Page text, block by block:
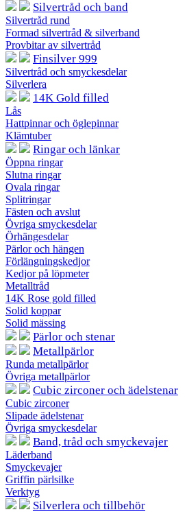
Silvertråd och band
Silvertråd rund
Formad silvertråd & silverband
Provbitar av silvertråd
Finsilver 999
Silvertråd och smyckesdelar
Silverlera
14K Gold filled
Lås
Hattpinnar och öglepinnar
Klämtuber
Ringar och länkar
Öppna ringar
Slutna ringar
Ovala ringar
Splitringar
Fästen och avslut
Övriga smyckesdelar
Örhängesdelar
Pärlor och hängen
Förlängningskedjor
Kedjor på löpmeter
Metalltråd
14K Rose gold filled
Solid koppar
Solid mässing
Pärlor och stenar
Metallpärlor
Runda metallpärlor
Övriga metallpärlor
Cubic zirconer och ädelstenar
Cubic zirconer
Slipade ädelstenar
Övriga smyckesdelar
Band, tråd och smyckevajer
Läderband
Smyckevajer
Griffin pärlsilke
Verktyg
Silverlera och tillbehör